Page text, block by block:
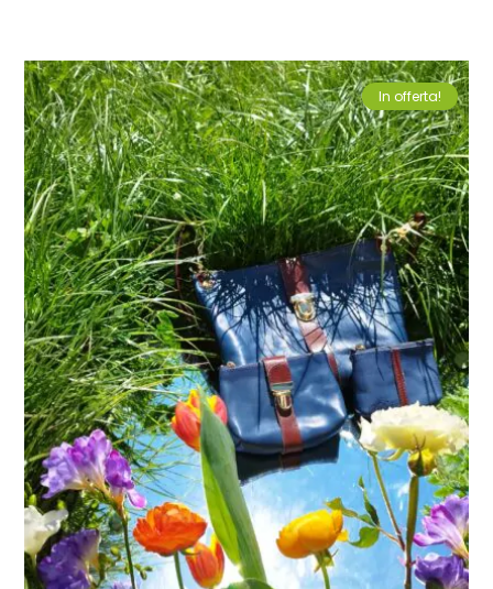
In offerta!